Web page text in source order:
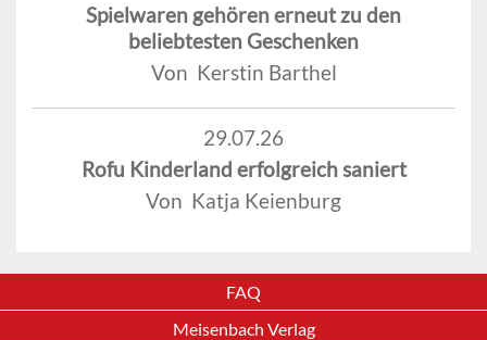
Spielwaren gehören erneut zu den
beliebtesten Geschenken
Von Kerstin Barthel
29.07.26
Rofu Kinderland erfolgreich saniert
Von Katja Keienburg
FAQ
Meisenbach Verlag